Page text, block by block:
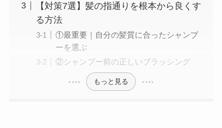
【対策7選】髪の指通りを根本から良くす
る方法
①最重要｜自分の髪質に合ったシャンプ
ーを選ぶ
②シャンプー前の正しいブラッシング
もっと見る